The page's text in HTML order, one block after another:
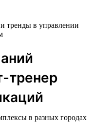
тренер
в разных городах